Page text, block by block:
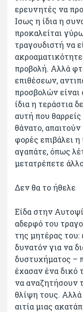
ερευνητές να
Ισως η ίδια η
προκαλείται
τραγουδιστή να
προβολή. Αλλά
επιθέσεων,
προσβολών
ίδια η τεράστια
αυτή που
θάνατο,
φορές επιβάλει
αγαπάτε, όπως
μετατρέπετε
Δεν θα το ήθελε
Είδα στην
αδερφό του
της μητέρας του:
δυνατόν για να
δυστυχήματος –
έχασαν ένα δικό
να αναζητήσουν
θλίψη τους. Αλλά
αιτία μιας